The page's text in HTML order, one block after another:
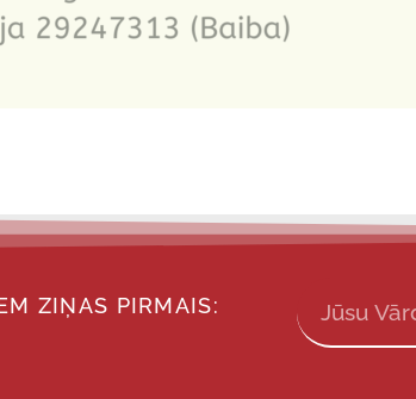
ZIŅAS PIRMAIS: